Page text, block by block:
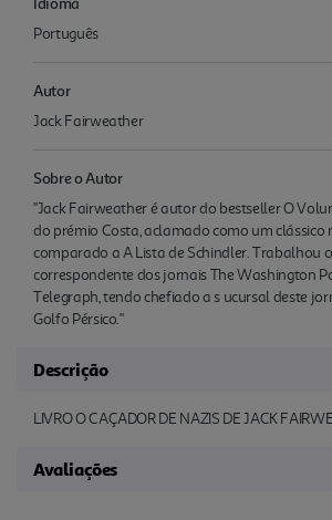
Português
Autor
Jack Fairweather
Sobre o Autor
"Jack Fairweather é autor do bestseller O
do prémio Costa, aclamado como um clássico
comparado a A Lista de Schindler. Trabalhou
correspondente dos jornais The Washington
Telegraph, tendo chefiado a s ucursal deste
Golfo Pérsico."
Descrição
LIVRO O CAÇADOR DE NAZIS DE JACK
Avaliações